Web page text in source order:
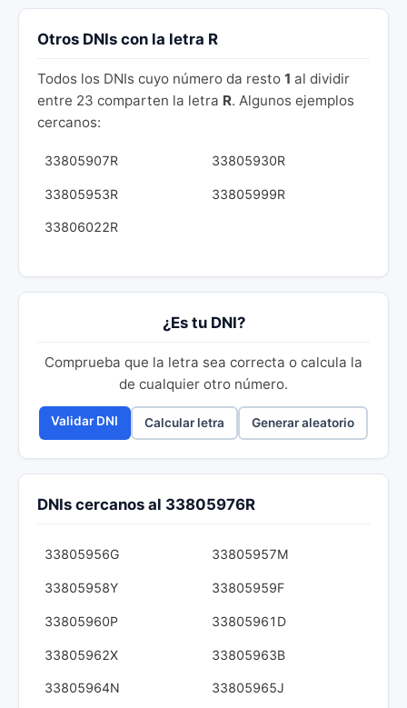
Otros DNIs con la letra R
Todos los DNIs cuyo número da resto 1 al dividir
entre 23 comparten la letra R. Algunos ejemplos
cercanos:
33805907R 33805930R
33805953R 33805999R
33806022R
¿Es tu DNI?
Comprueba que la letra sea correcta o calcula la
de cualquier otro número.
Validar DNI Calcular letra Generar aleatorio
DNIs cercanos al 33805976R
33805956G 33805957M
33805958Y 33805959F
33805960P 33805961D
33805962X 33805963B
33805964N 33805965J